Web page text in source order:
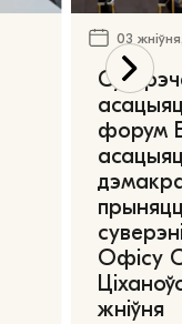
03
форум
Офісу
жніўня